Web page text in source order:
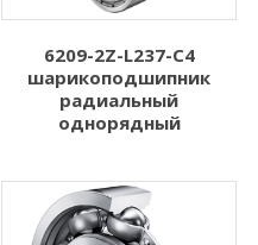
Наружный диаметр
D (мм)
6.000
7.000
6209-2Z-L237-C4
шарикоподшипник
радиальный
однорядный